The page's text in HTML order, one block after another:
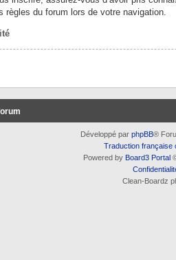
du forum lors de votre navigation.
Développé par phpBB®
Traduction française
Powered by Board3 Portal©
Clean-Boardz